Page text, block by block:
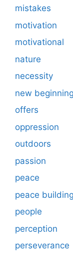
mistakes
motivation
motivational
nature
necessity
new
offers
oppression
outdoors
passion
peace
peace building
people
perception
perseverance